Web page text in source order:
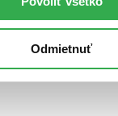
Odmietnuť